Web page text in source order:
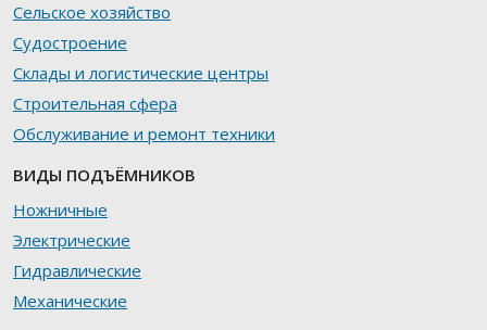
Сельское хозяйство
Судостроение
Склады и логистические центры
Строительная сфера
Обслуживание и ремонт техники
ВИДЫ ПОДЪЁМНИКОВ
Ножничные
Электрические
Гидравлические
Механические